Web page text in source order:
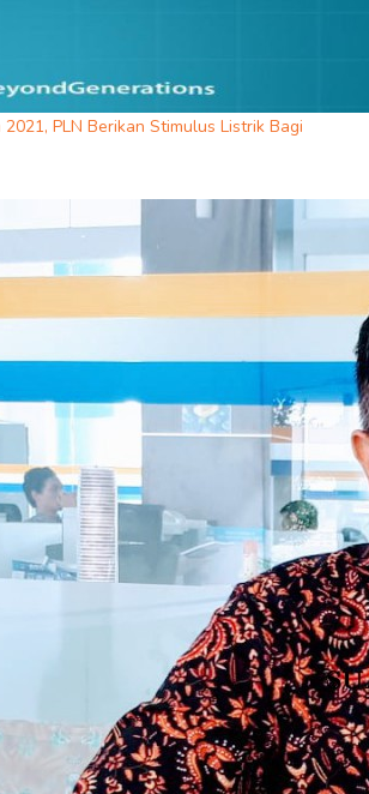
PLN Berikan Stimulus Listrik Bagi